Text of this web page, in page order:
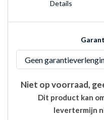
Details
Niet op voorraad,
Dit product kan
levertermijn